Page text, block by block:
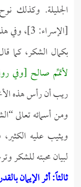
الجليلة. وكذلك
[الإسراء:
بكمال الشكر، كما
لأتمِّم صالح [وفي
ريب أن رأس هذه
ومن أسمائه تعالى
ويثيب عليه
لبيان محبته للشكر
ثالثاً: أثر الإيمان